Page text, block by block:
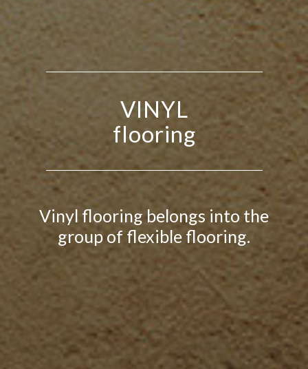
VINYL
flooring
Vinyl flooring belongs into the
group of flexible flooring.